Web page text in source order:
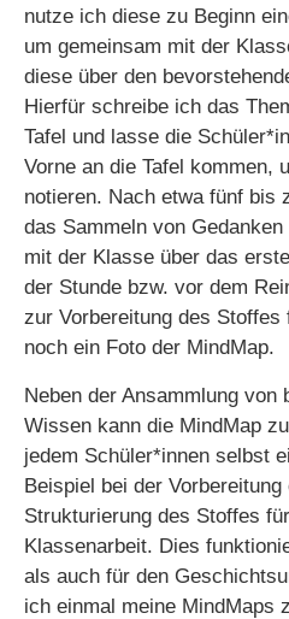
nutze ich diese zu Beginn
um gemeinsam mit der
diese über den
Hierfür schreibe ich das
Tafel und lasse die
Vorne an die Tafel kommen,
notieren. Nach etwa fünf bis
das Sammeln von
mit der Klasse über das
der Stunde bzw. vor dem
zur Vorbereitung des
noch ein Foto der MindMap.
Neben der Ansammlung von
Wissen kann die MindMap
jedem Schüler*innen selbst
Beispiel bei der
Strukturierung des Stoffes
Klassenarbeit. Dies
als auch für den
ich einmal meine MindMaps